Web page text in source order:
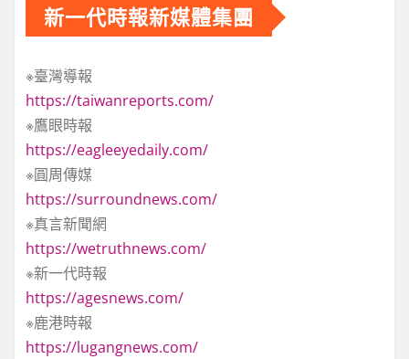
新一代時報新媒體集團
※臺灣導報
https://taiwanreports.com/
※鷹眼時報
https://eagleeyedaily.com/
※圓周傳媒
https://surroundnews.com/
※真言新聞網
https://wetruthnews.com/
※新一代時報
https://agesnews.com/
※鹿港時報
https://lugangnews.com/